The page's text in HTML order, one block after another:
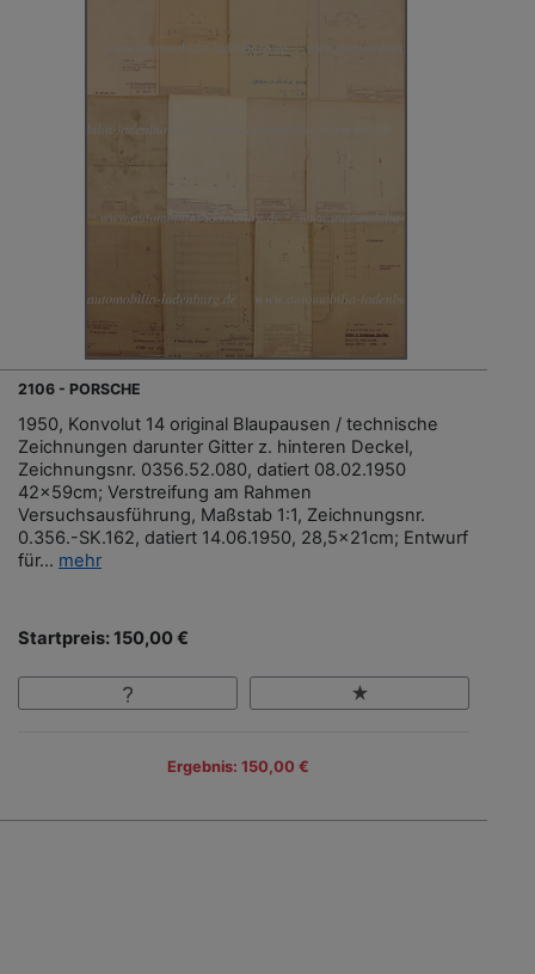
2106 - PORSCHE
1950, Konvolut 14 original Blaupausen / technische
Zeichnungen darunter Gitter z. hinteren Deckel,
Zeichnungsnr. 0356.52.080, datiert 08.02.1950
42x59cm; Verstreifung am Rahmen
Versuchsausführung, Maßstab 1:1, Zeichnungsnr.
0.356.-SK.162, datiert 14.06.1950, 28,5x21cm; Entwurf
für... mehr
Startpreis: 150,00 €
Ergebnis: 150,00 €